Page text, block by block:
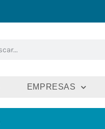
EMPRESAS